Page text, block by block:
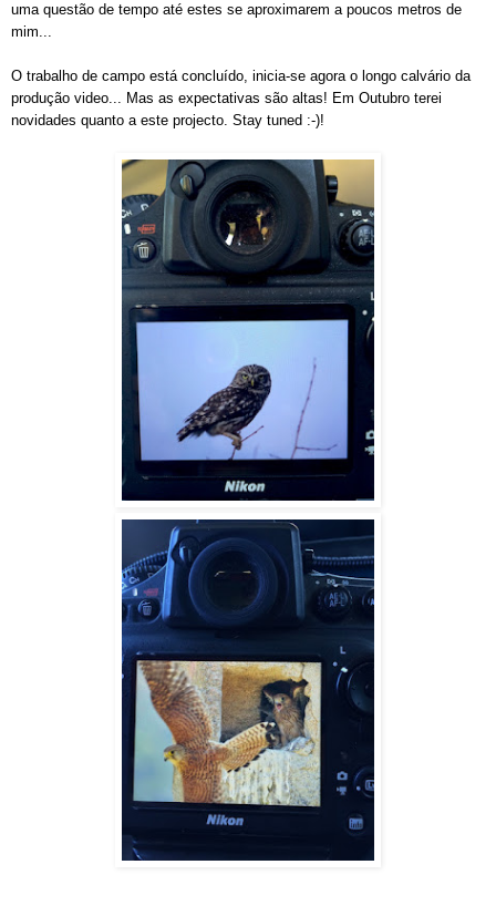
uma questão de tempo até estes se aproximarem a poucos metros de
mim...
O trabalho de campo está concluído, inicia-se agora o longo calvário da
produção video... Mas as expectativas são altas! Em Outubro terei
novidades quanto a este projecto. Stay tuned :-)!